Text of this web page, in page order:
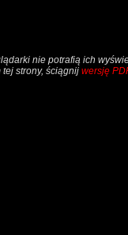
nie potrafią ich
tej strony, ściągnij wersję